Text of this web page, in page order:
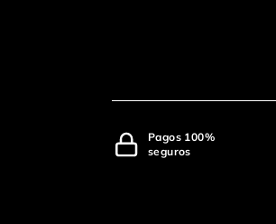
Pagos 100%
seguros